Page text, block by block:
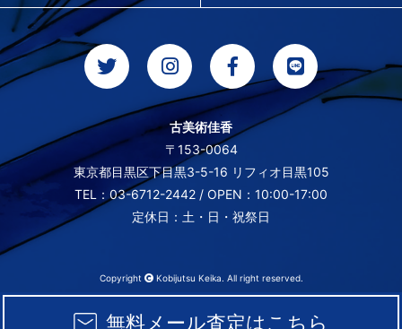
無料メール査定はこちら
古美術佳香
〒153-0064
東京都目黒区下目黒3-5-16 リフィオ目黒105
TEL：03-6712-2442 / OPEN：10:00-17:00
定休日：土・日・祝祭日
Copyright Kobijutsu Keika. All right reserved.